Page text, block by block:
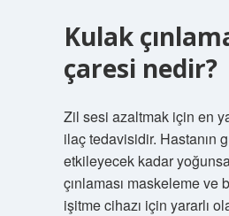
Kulak
çaresi nedir?
Zil sesi azaltmak için en
ilaç tedavisidir. Hastanın
etkileyecek kadar
çınlaması maskeleme ve
işitme cihazı için yararlı